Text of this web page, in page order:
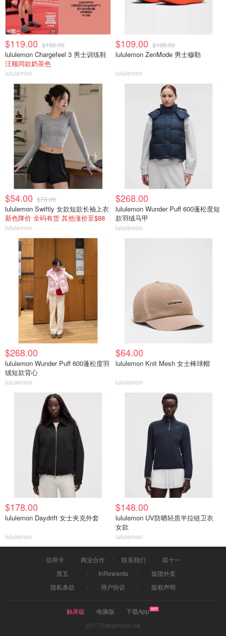
$119.00 $198.00
lululemon Chargefeel 3 男士训练鞋
汪顺同款奶茶色
lululemon
$109.00 $198.00
lululemon ZenMode 男士穆勒
lululemon
$54.00 $78.00
lululemon Swiftly 女款短款长袖上衣
新色降价 全码有货 其他涨价至$88
lululemon
$268.00
lululemon Wunder Puff 600蓬松度短
款羽绒马甲
lululemon
$268.00
lululemon Wunder Puff 600蓬松度羽
绒短款背心
lululemon
$64.00
lululemon Knit Mesh 女士棒球帽
lululemon
$178.00
lululemon Daydrift 女士夹克外套
lululemon
$148.00
lululemon UV防晒轻质半拉链卫衣
女款
lululemon
信用卡 商业合作 联系我们
双十一
黑五
InRewards
饭团外卖
隐私条款
用户协议 版权声明
触屏版 电脑版
下载App
2017©dealmoon.ca